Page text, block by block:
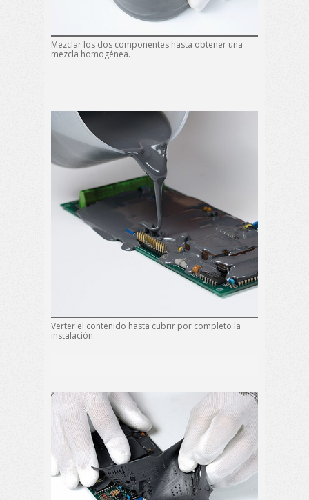
Mezclar los dos componentes hasta obtener una
mezcla homogénea.
Verter el contenido hasta cubrir por completo la
instalación.